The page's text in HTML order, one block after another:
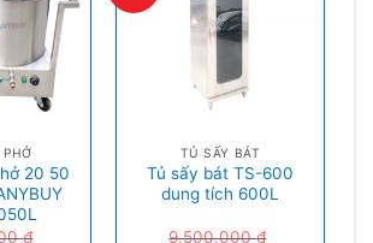
20 50
₫
TỦ SẤY BÁT
Tủ sấy bát TS-600
dung tích 600L
9,500,000₫